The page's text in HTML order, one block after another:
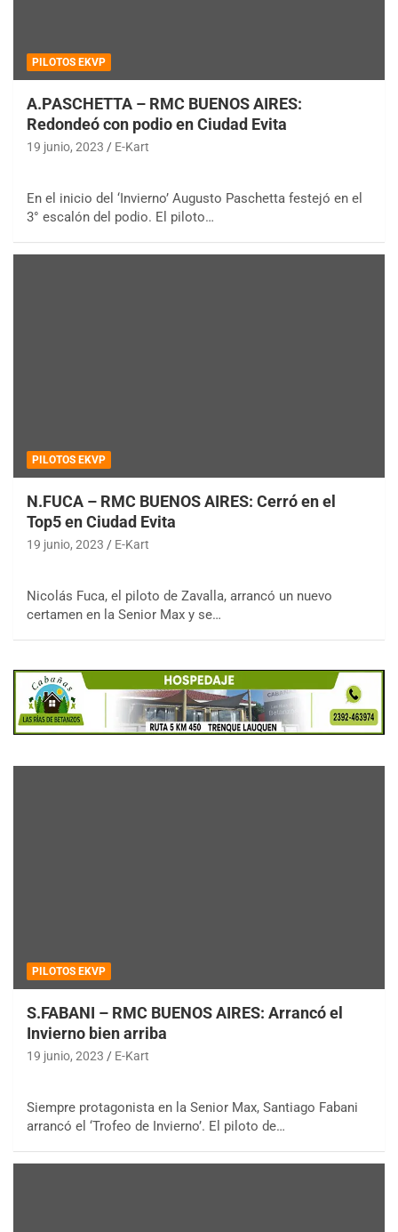
PILOTOS EKVP
A.PASCHETTA – RMC BUENOS AIRES:
Redondeó con podio en Ciudad Evita
19 junio, 2023 E-Kart
En el inicio del ‘Invierno’ Augusto Paschetta festejó en el
3° escalón del podio. El piloto…
PILOTOS EKVP
N.FUCA – RMC BUENOS AIRES: Cerró en el
Top5 en Ciudad Evita
19 junio, 2023 E-Kart
Nicolás Fuca, el piloto de Zavalla, arrancó un nuevo
certamen en la Senior Max y se…
PILOTOS EKVP
S.FABANI – RMC BUENOS AIRES: Arrancó el
Invierno bien arriba
19 junio, 2023 E-Kart
Siempre protagonista en la Senior Max, Santiago Fabani
arrancó el ‘Trofeo de Invierno’. El piloto de…